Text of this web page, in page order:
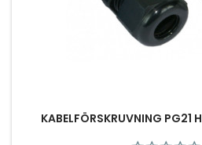
KABELFÖRSKRUVNING PG21